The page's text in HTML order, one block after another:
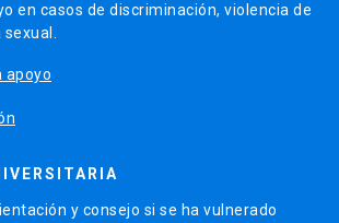
en casos de discriminación, violencia de
sexual.
apoyo
y consejo si se ha vulnerado